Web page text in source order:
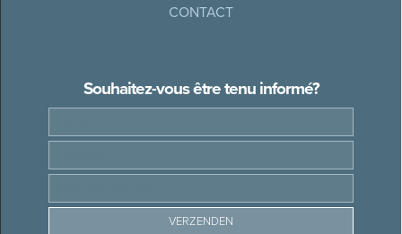
CONTACT
Souhaitez-vous être tenu informé?